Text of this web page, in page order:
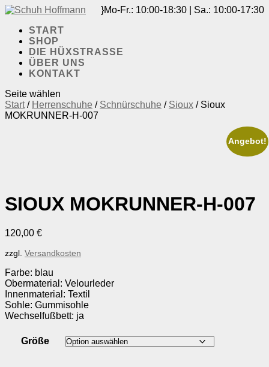
Mo-Fr.: 10:00-18:30 | Sa.: 10:00-17:30
START
SHOP
DIE HÜXSTRASSE
ÜBER UNS
KONTAKT
Seite wählen
Start/ Herrenschuhe / Schnürschuhe / Sioux / Sioux
MOKRUNNER-H-007
SIOUX MOKRUNNER-H-007
120,00 €
zzgl. Versandkosten
Farbe: blau
Obermaterial: Velourleder
Innenmaterial: Textil
Sohle: Gummisohle
Wechselfußbett: ja
Größe
Angebot!